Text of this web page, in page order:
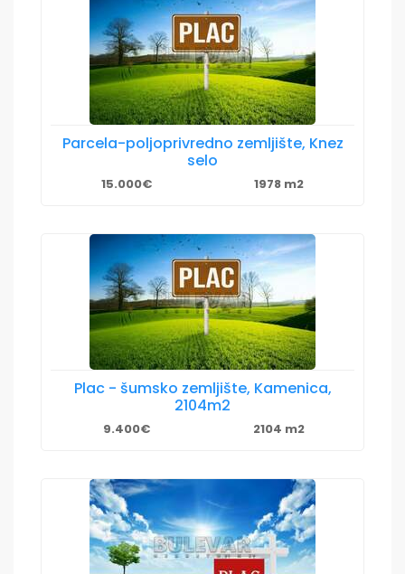
Parcela-poljoprivredno zemljište, Knez
selo
15.000€ 1978 m2
Plac - šumsko zemljište, Kamenica,
2104m2
9.400€ 2104 m2